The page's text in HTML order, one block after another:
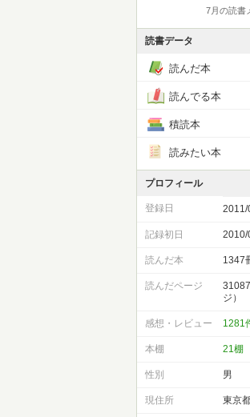
7月の読書
読書データ
読んだ本
読んでる本
積読本
読みたい本
プロフィール
登録日 2011/
記録初日 2010/
読んだ本 1347
読んだページ
ジ）
感想・レビュー 1281
本棚 21棚
性別 男
現住所 東京